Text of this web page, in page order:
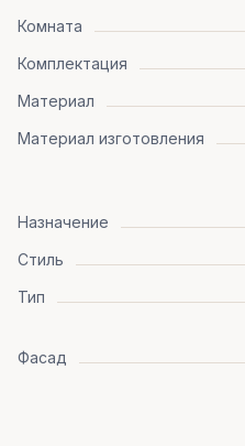
Комната
Комплектация
Материал
Материал изготовления
Назначение
Стиль
Тип
Фасад